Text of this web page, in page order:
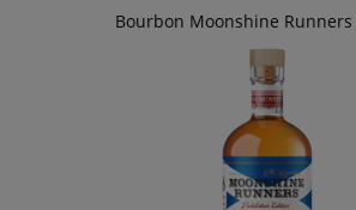
Bourbon Moonshine Runners